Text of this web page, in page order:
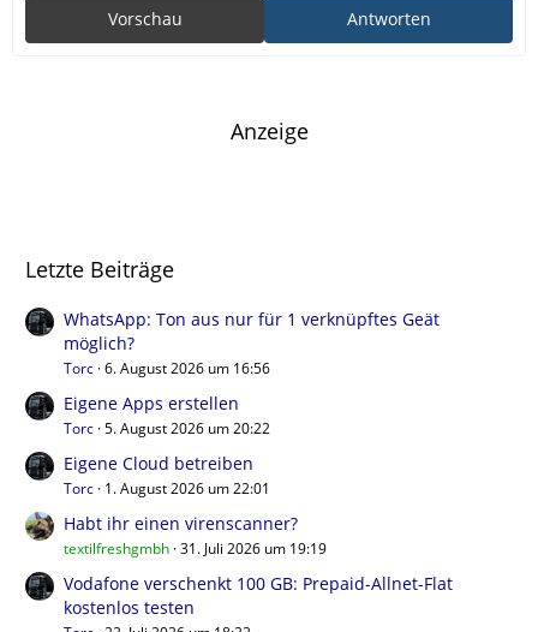
Antworten
Vorschau
Anzeige
Letzte Beiträge
WhatsApp: Ton aus nur für 1 verknüpftes Geät
möglich?
Torc 6. August 2026 um 16:56
Eigene Apps erstellen
Torc 5. August 2026 um 20:22
Eigene Cloud betreiben
Torc 1. August 2026 um 22:01
Habt ihr einen virenscanner?
textilfreshgmbh 31. Juli 2026 um 19:19
Vodafone verschenkt 100 GB: Prepaid-Allnet-Flat
kostenlos testen